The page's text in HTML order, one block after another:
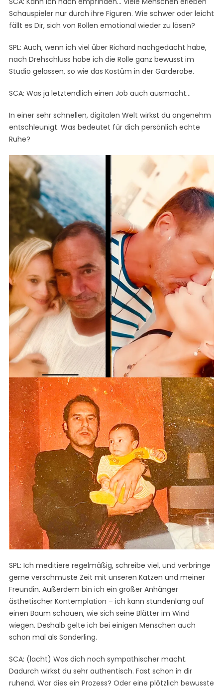
Schauspieler nur durch ihre Figuren. Wie schwer oder leicht
fällt es Dir, sich von Rollen emotional wieder zu lösen?
SPL: Auch, wenn ich viel über Richard nachgedacht habe,
nach Drehschluss habe ich die Rolle ganz bewusst im
Studio gelassen, so wie das Kostüm in der Garderobe.
SCA: Was ja letztendlich einen Job auch ausmacht…
In einer sehr schnellen, digitalen Welt wirkst du angenehm
entschleunigt. Was bedeutet für dich persönlich echte
Ruhe?
SPL: Ich meditiere regelmäßig, schreibe viel, und verbringe
gerne verschmuste Zeit mit unseren Katzen und meiner
Freundin. Außerdem bin ich ein großer Anhänger
ästhetischer Kontemplation – ich kann stundenlang auf
einen Baum schauen, wie sich seine Blätter im Wind
wiegen. Deshalb gelte ich bei einigen Menschen auch
schon mal als Sonderling.
SCA: (lacht) Was dich noch sympathischer macht.
Dadurch wirkst du sehr authentisch. Fast schon in dir
ruhend. War dies ein Prozess? Oder eine plötzlich bewusste
a
r
c
o
: